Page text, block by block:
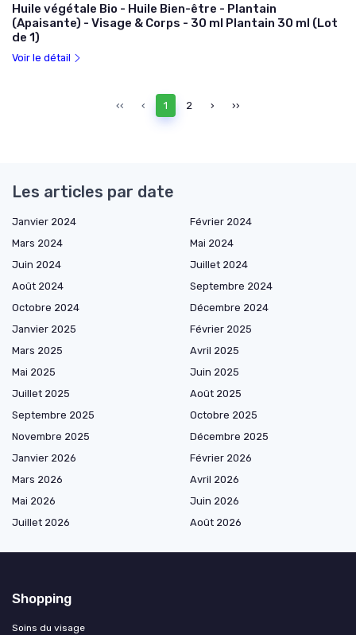
Huile végétale Bio - Huile Bien-être - Plantain
(Apaisante) - Visage & Corps - 30 ml Plantain 30 ml (Lot
de 1)
Voir le détail
‹‹ ‹ 1 2 › ››
Les articles par date
Janvier 2024
Février 2024
Mars 2024
Mai 2024
Juin 2024
Juillet 2024
Août 2024
Septembre 2024
Octobre 2024
Décembre 2024
Janvier 2025
Février 2025
Mars 2025
Avril 2025
Mai 2025
Juin 2025
Juillet 2025
Août 2025
Septembre 2025
Octobre 2025
Novembre 2025
Décembre 2025
Janvier 2026
Février 2026
Mars 2026
Avril 2026
Mai 2026
Juin 2026
Juillet 2026
Août 2026
Shopping
Soins du visage